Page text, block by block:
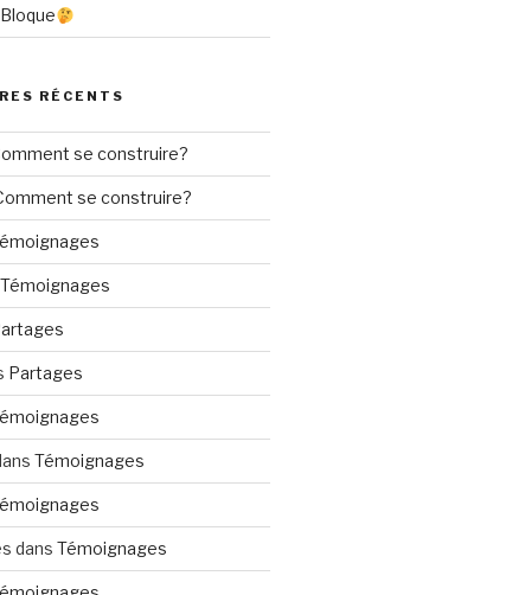
RÉCENTS
se construire?
se construire?
Témoignages
Partages
Témoignages
dans Témoignages